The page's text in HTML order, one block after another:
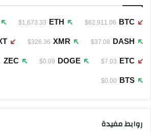
BTC
$62,911.06
ETH
$1,673.33
DASH
$37.08
XMR
$326.36
ETC
$7.03
DOGE
$0.09
ZEC
BTS
$0.00
روابط مفيدة